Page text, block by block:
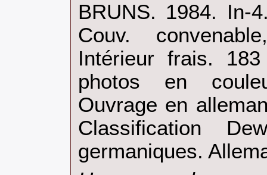
‎BRUNS. 1984. In-
Couv.
Intérieur frais.
photos en
Ouvrage en
Classification
germaniques.